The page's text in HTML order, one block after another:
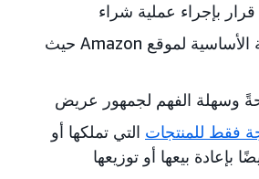
قرار بإجراء عملية شراء
أن تكون باللغة الأساسية لموقع Amazon حيث
وسهلة الفهم لجمهور عريض
فقط للمنتجات التي تملكها أو
بإعادة بيعها أو توزيعها